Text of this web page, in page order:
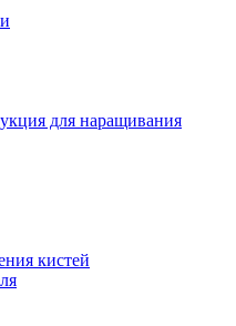
для наращивания
кистей